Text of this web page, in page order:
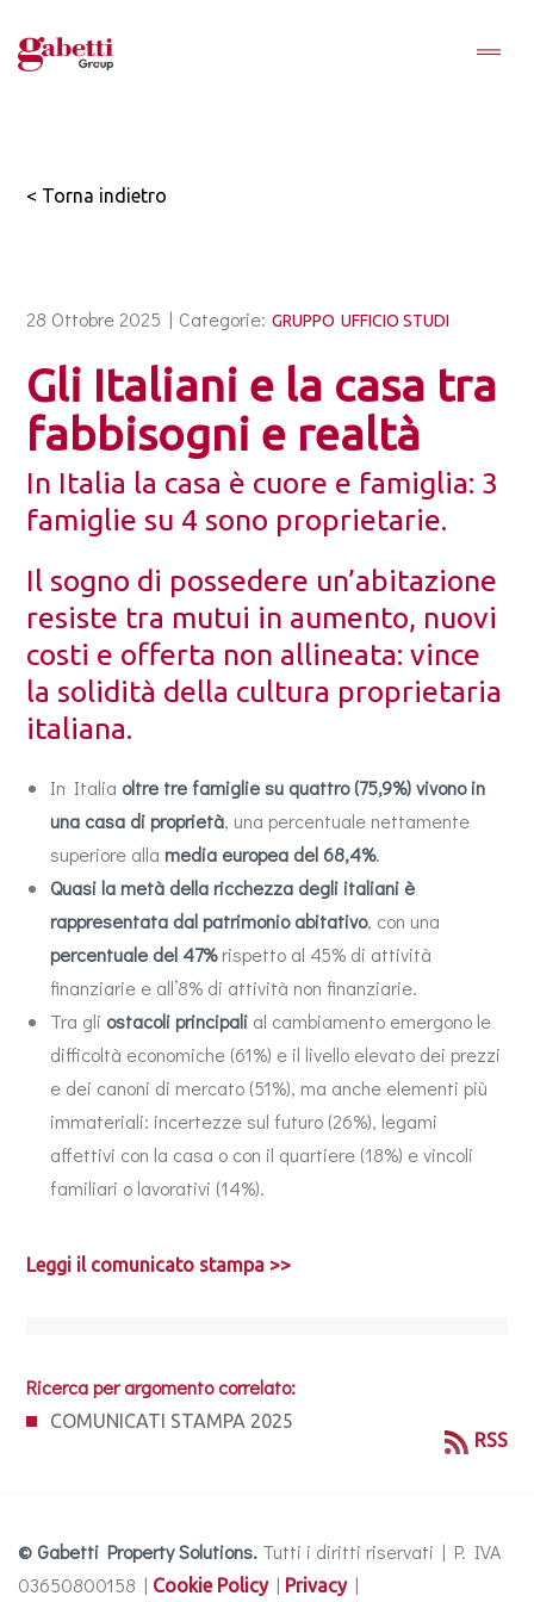
< Torna indietro
28 Ottobre 2025 | Categorie: GRUPPO UFFICIO STUDI
Gli Italiani e la casa tra
fabbisogni e realtà
In Italia la casa è cuore e famiglia: 3
famiglie su 4 sono proprietarie.
Il sogno di possedere un’abitazione
resiste tra mutui in aumento, nuovi
costi e offerta non allineata: vince
la solidità della cultura proprietaria
italiana.
In Italia oltre tre famiglie su quattro (75,9%) vivono in
una casa di proprietà, una percentuale nettamente
superiore allamedia europea del 68,4%.
Quasi la metà della ricchezza degli italiani è
rappresentata dal patrimonio abitativo, con una
percentuale del 47%rispetto al 45% di attività
finanziarie e all’8% di attività non finanziarie.
Tra gli ostacoli principali al cambiamento emergono le
difficoltà economiche (61%) e il livello elevato dei prezzi
e dei canoni di mercato (51%), ma anche elementi più
immateriali: incertezze sul futuro (26%), legami
affettivi con la casa o con il quartiere (18%) e vincoli
familiari o lavorativi (14%).
Leggi il comunicato stampa >>
Ricerca per argomento correlato:
COMUNICATI STAMPA 2025
RSS
© Gabetti Property Solutions. Tutti i diritti riservati | P. IVA
03650800158 | Cookie Policy| Privacy|